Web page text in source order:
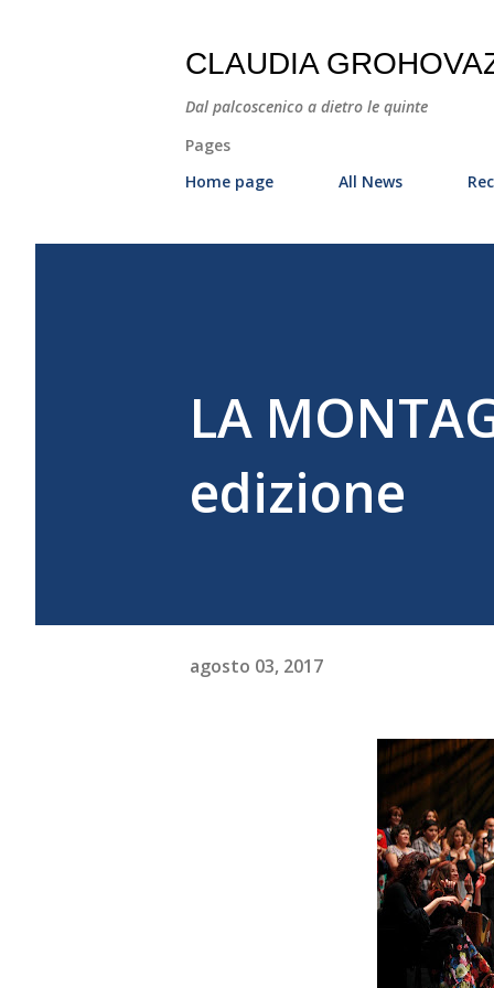
CLAUDIA
Dal palcoscenico a dietro le quinte
Pages
Home page
All News
LA
edizione
agosto 03, 2017